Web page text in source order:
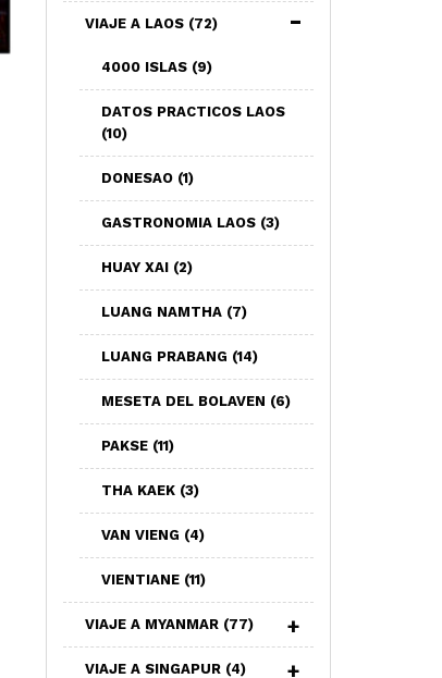
VIAJE A LAOS (72)
4000 ISLAS (9)
DATOS PRACTICOS LAOS
(10)
DONESAO (1)
GASTRONOMIA LAOS (3)
HUAY XAI (2)
LUANG NAMTHA (7)
LUANG PRABANG (14)
MESETA DEL BOLAVEN (6)
PAKSE (11)
THA KAEK (3)
VAN VIENG (4)
VIENTIANE (11)
VIAJE A MYANMAR (77)
VIAJE A SINGAPUR (4)